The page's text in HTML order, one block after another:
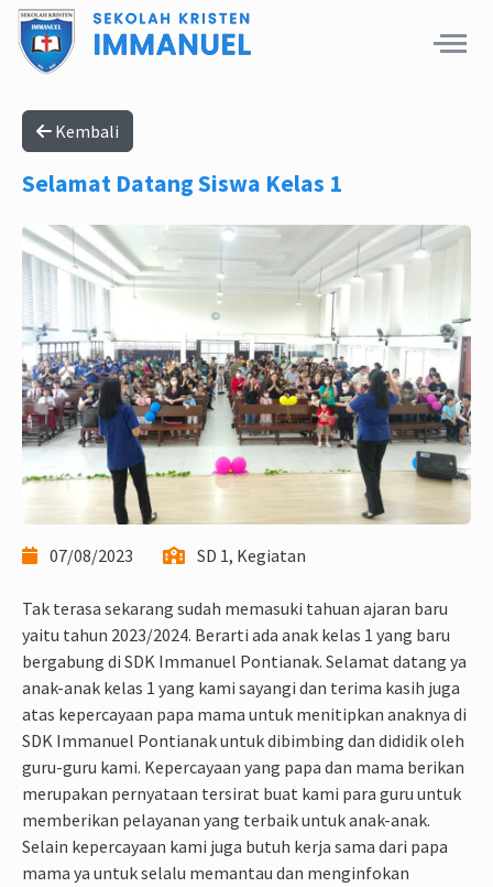
Kembali
Selamat Datang Siswa Kelas 1
07/08/2023 SD 1, Kegiatan
Tak terasa sekarang sudah memasuki tahuan ajaran baru
yaitu tahun 2023/2024. Berarti ada anak kelas 1 yang baru
bergabung di SDK Immanuel Pontianak. Selamat datang ya
anak-anak kelas 1 yang kami sayangi dan terima kasih juga
atas kepercayaan papa mama untuk menitipkan anaknya di
SDK Immanuel Pontianak untuk dibimbing dan dididik oleh
guru-guru kami. Kepercayaan yang papa dan mama berikan
merupakan pernyataan tersirat buat kami para guru untuk
memberikan pelayanan yang terbaik untuk anak-anak.
Selain kepercayaan kami juga butuh kerja sama dari papa
mama ya untuk selalu memantau dan menginfokan